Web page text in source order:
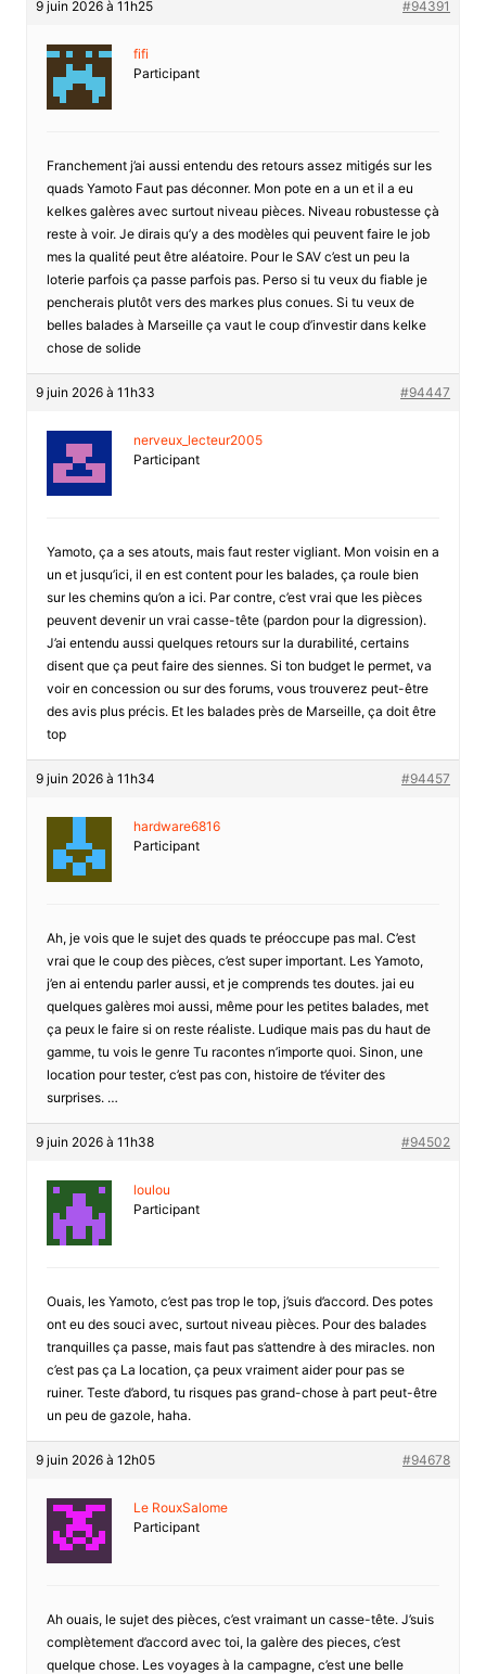
9 juin 2026 à 11h25 #94391
fifi
Participant
Franchement j’ai aussi entendu des retours assez mitigés sur les
quads Yamoto Faut pas déconner. Mon pote en a un et il a eu
kelkes galères avec surtout niveau pièces. Niveau robustesse çà
reste à voir. Je dirais qu’y a des modèles qui peuvent faire le job
mes la qualité peut être aléatoire. Pour le SAV c’est un peu la
loterie parfois ça passe parfois pas. Perso si tu veux du fiable je
pencherais plutôt vers des markes plus conues. Si tu veux de
belles balades à Marseille ça vaut le coup d’investir dans kelke
chose de solide
9 juin 2026 à 11h33 #94447
nerveux_lecteur2005
Participant
Yamoto, ça a ses atouts, mais faut rester vigliant. Mon voisin en a
un et jusqu’ici, il en est content pour les balades, ça roule bien
sur les chemins qu’on a ici. Par contre, c’est vrai que les pièces
peuvent devenir un vrai casse-tête (pardon pour la digression).
J’ai entendu aussi quelques retours sur la durabilité, certains
disent que ça peut faire des siennes. Si ton budget le permet, va
voir en concession ou sur des forums, vous trouverez peut-être
des avis plus précis. Et les balades près de Marseille, ça doit être
top
9 juin 2026 à 11h34 #94457
hardware6816
Participant
Ah, je vois que le sujet des quads te préoccupe pas mal. C’est
vrai que le coup des pièces, c’est super important. Les Yamoto,
j’en ai entendu parler aussi, et je comprends tes doutes. jai eu
quelques galères moi aussi, même pour les petites balades, met
ça peux le faire si on reste réaliste. Ludique mais pas du haut de
gamme, tu vois le genre Tu racontes n’importe quoi. Sinon, une
location pour tester, c’est pas con, histoire de t’éviter des
surprises. …
9 juin 2026 à 11h38 #94502
loulou
Participant
Ouais, les Yamoto, c’est pas trop le top, j’suis d’accord. Des potes
ont eu des souci avec, surtout niveau pièces. Pour des balades
tranquilles ça passe, mais faut pas s’attendre à des miracles. non
c’est pas ça La location, ça peux vraiment aider pour pas se
ruiner. Teste d’abord, tu risques pas grand-chose à part peut-être
un peu de gazole, haha.
9 juin 2026 à 12h05 #94678
Le RouxSalome
Participant
Ah ouais, le sujet des pièces, c’est vraimant un casse-tête. J’suis
complètement d’accord avec toi, la galère des pieces, c’est
quelque chose. Les voyages à la campagne, c’est une belle